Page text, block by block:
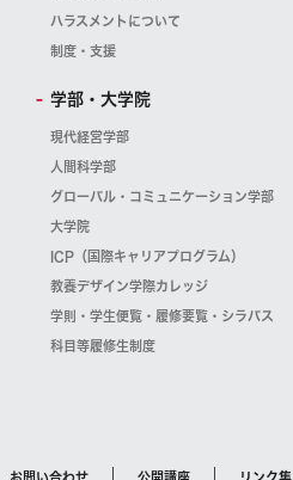
ハラスメントについて
制度・支援
学部・大学院
現代経営学部
人間科学部
グローバル・コミュニケーション学部
大学院
ICP（国際キャリアプログラム）
教養デザイン学際カレッジ
学則・学生便覧・履修要覧・シラバス
科目等履修生制度